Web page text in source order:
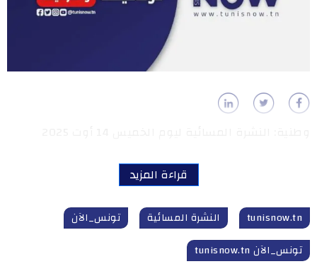
قراءة المزيد
tunisnow.tn النشرة المسائية
تونس_الآن
تونس_الآن tunisnow.tn